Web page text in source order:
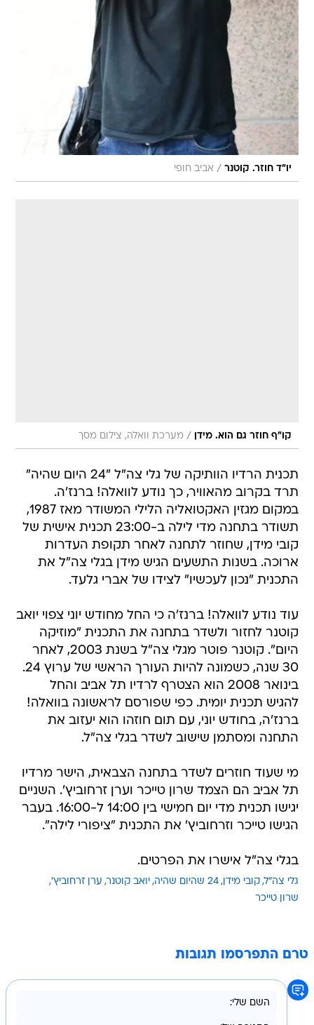
יו"ד חוזר. קוטנר / אביב חופי
קו"ף חוזר גם הוא. מידן / מערכת וואלה, צילום מסך
תכנית הרדיו הוותיקה של גלי צה"ל "24 היום שהיה"
תרד בקרוב מהאוויר, כך נודע לוואלה! ברנז'ה.
במקום מגזין האקטואליה הלילי המשודר מאז 1987,
תשודר בתחנה מדי לילה ב-23:00 תכנית אישית של
קובי מידן, שחוזר לתחנה לאחר תקופת העדרות
ארוכה. בשנות התשעים הגיש מידן בגלי צה"ל את
התכנית "נכון לעכשיו" לצידו של אברי גלעד.
עוד נודע לוואלה! ברנז'ה כי החל מחודש יוני צפוי יואב
קוטנר לחזור ולשדר בתחנה את התכנית "מוזיקה
היום". קוטנר פוטר מגלי צה"ל בשנת 2003, לאחר
30 שנה, כשמונה להיות העורך הראשי של ערוץ 24.
בינואר 2008 הוא הצטרף לרדיו תל אביב והחל
להגיש תכנית יומית. כפי שפורסם לראשונה בוואלה!
ברנז'ה, בחודש יוני, עם תום חוזהו הוא יעזוב את
התחנה ומסתמן שישוב לשדר בגלי צה"ל.
מי שעוד חוזרים לשדר בתחנה הצבאית, הישר מרדיו
תל אביב הם הצמד שרון טייכר וערן זרחוביץ'. השניים
יגישו תכנית מדי יום חמישי בין 14:00 ל-16:00. בעבר
הגישו טייכר וזרחוביץ' את התכנית "ציפורי לילה".
בגלי צה"ל אישרו את הפרטים.
גלי צה"ל קובי מידן 24 שהיום שהיה יואב קוטנר ערן זרחוביץ'
שרון טייכר
טרם התפרסמו תגובות